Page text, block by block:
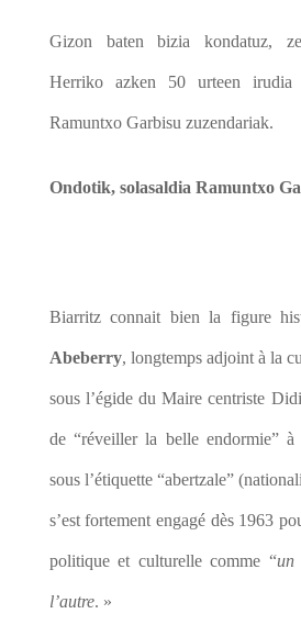
Gizon baten bizia kondatuz,
Herriko azken 50 urteen irudia
Ramuntxo Garbisu zuzendariak.
Ondotik, solasaldia Ramuntxo
Biarritz connait bien la figure
Abeberry, longtemps adjoint à la
sous l’égide du Maire centriste
de “réveiller la belle endormie”
sous l’étiquette “abertzale”
s’est fortement engagé dès 1963
politique et culturelle comme “un
l’autre. »